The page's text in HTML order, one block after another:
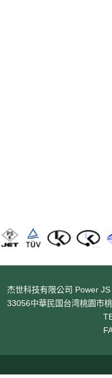
杰世科技有限公司 Power
33056中華民国台湾桃園市